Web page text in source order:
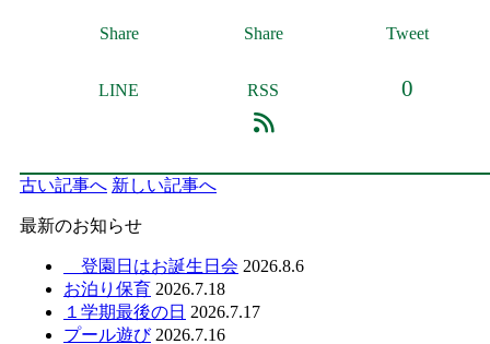
Share Share Tweet
LINE RSS 0
古い記事へ 新しい記事へ
最新のお知らせ
登園日はお誕生日会 2026.8.6
お泊り保育 2026.7.18
１学期最後の日 2026.7.17
プール遊び 2026.7.16